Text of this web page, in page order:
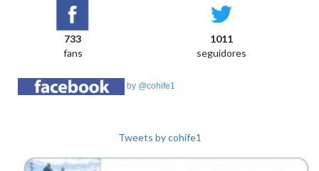
733
1011
fans
seguidores
by @cohife1
Tweets by cohife1